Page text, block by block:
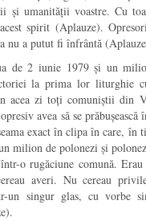
și umanității voastre. Cu
spirit (Aplauze).
nu a putut fi înfrântă
de 2 iunie 1979 și un
la prima lor liturghie
acea zi toți comuniștii din
avea să se
exact în clipa în care, în
milion de polonezi și
o rugăciune comună.
averi. Nu cereau
un singur glas, cu vorbe